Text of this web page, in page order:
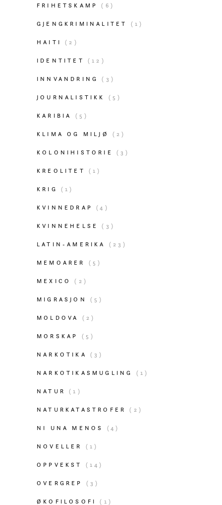
FRIHETSKAMP (6)
GJENGKRIMINALITET (1)
HAITI (2)
IDENTITET (12)
INNVANDRING (3)
JOURNALISTIKK (5)
KARIBIA (5)
KLIMA OG MILJØ (2)
KOLONIHISTORIE (3)
KREOLITET (1)
KRIG (1)
KVINNEDRAP (4)
KVINNEHELSE (3)
LATIN-AMERIKA (23)
MEMOARER (5)
MEXICO (2)
MIGRASJON (5)
MOLDOVA (2)
MORSKAP (5)
NARKOTIKA (3)
NARKOTIKASMUGLING (1)
NATUR (1)
NATURKATASTROFER (2)
NI UNA MENOS (4)
NOVELLER (1)
OPPVEKST (14)
OVERGREP (3)
ØKOFILOSOFI (1)